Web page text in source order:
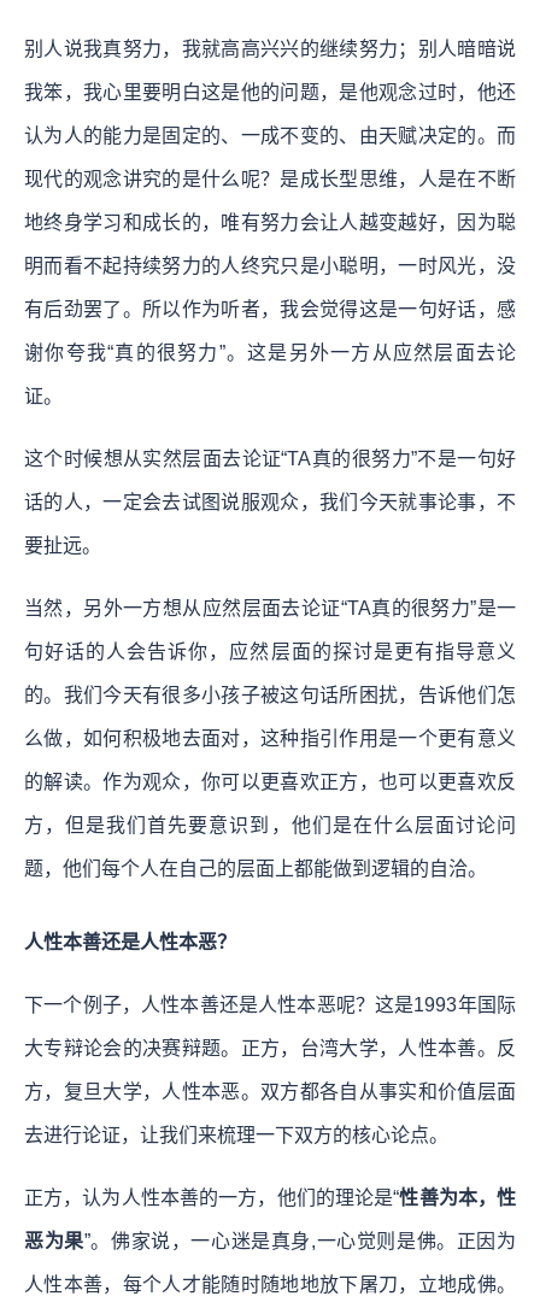
别人说我真努力，我就高高兴兴的继续努力；别人暗暗说
我笨，我心里要明白这是他的问题，是他观念过时，他还
认为人的能力是固定的、一成不变的、由天赋决定的。而
现代的观念讲究的是什么呢？是成长型思维，人是在不断
地终身学习和成长的，唯有努力会让人越变越好，因为聪
明而看不起持续努力的人终究只是小聪明，一时风光，没
有后劲罢了。所以作为听者，我会觉得这是一句好话，感
谢你夸我“真的很努力”。这是另外一方从应然层面去论
证。
这个时候想从实然层面去论证“TA真的很努力”不是一句好
话的人，一定会去试图说服观众，我们今天就事论事，不
要扯远。
当然，另外一方想从应然层面去论证“TA真的很努力”是一
句好话的人会告诉你，应然层面的探讨是更有指导意义
的。 我们今天有很多小孩子被这句话所困扰，告诉他们怎
么做，如何积极地去面对，这种指引作用是一个更有意义
的解读。作为观众，你可以更喜欢正方，也可以更喜欢反
方，但是我们首先要意识到，他们是在什么层面讨论问
题，他们每个人在自己的层面上都能做到逻辑的自洽。
人性本善还是人性本恶？
下一个例子，人性本善还是人性本恶呢？这是1993年国际
大专辩论会的决赛辩题。正方，台湾大学，人性本善。反
方，复旦大学，人性本恶。双方都各自从事实和价值层面
去进行论证，让我们来梳理一下双方的核心论点。
正方，认为人性本善的一方，他们的理论是“性善为本，性
恶为果”。佛家说，一心迷是真身,一心觉则是佛。正因为
人性本善，每个人才能随时随地地放下屠刀，立地成佛。